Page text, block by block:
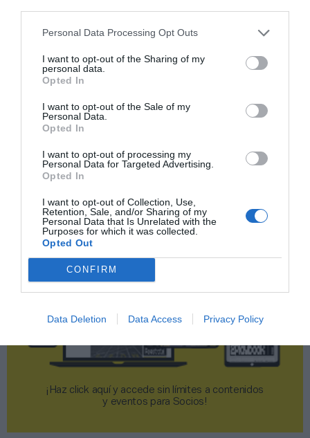
Personal Data Processing Opt Outs
I want to opt-out of the Sharing of my
personal data.
Opted In
I want to opt-out of the Sale of my
Personal Data.
Opted In
I want to opt-out of processing my
Personal Data for Targeted Advertising.
Opted In
I want to opt-out of Collection, Use,
Retention, Sale, and/or Sharing of my
Personal Data that Is Unrelated with the
Purposes for which it was collected.
Opted Out
CONFIRM
Data Deletion Data Access Privacy Policy
Índex
RCD Espanyol
Publicidad
2Playbook Club2P
¡Haz click aquí y accede sin límites a contenidos
y eventos para Socios!​​​​​​​